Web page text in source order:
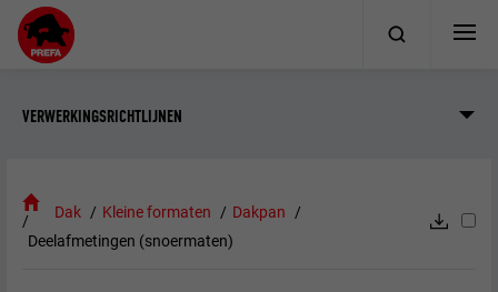
VERWERKINGSRICHTLIJNEN
Dak Kleine formaten
Dakpan
Deelafmetingen (snoermaten)